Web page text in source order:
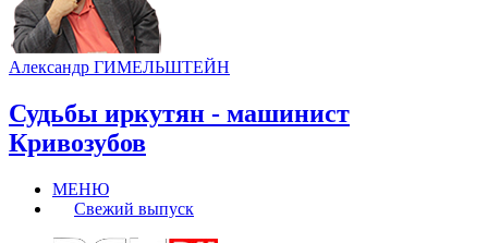
Александр ГИМЕЛЬШТЕЙН
Судьбы иркутян - машинист
Кривозубов
МЕНЮ
Свежий выпуск